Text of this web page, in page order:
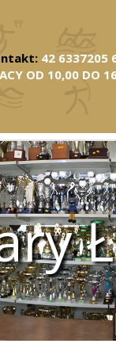
42 6337205
OD 10,00 DO